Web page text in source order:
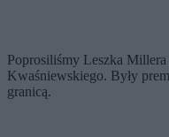
Poprosiliśmy Leszka Millera
Kwaśniewskiego. Były
granicą.